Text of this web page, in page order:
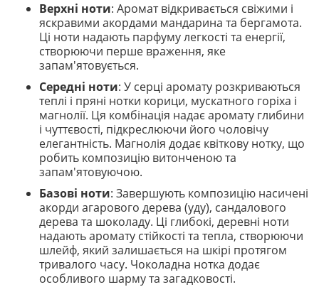
Верхні ноти: Аромат відкривається свіжими і
яскравими акордами мандарина та бергамота.
Ці ноти надають парфуму легкості та енергії,
створюючи перше враження, яке
запам'ятовується.
Середні ноти: У серці аромату розкриваються
теплі і пряні нотки корици, мускатного горіха і
магнолії. Ця комбінація надає аромату глибини
і чуттєвості, підкреслюючи його чоловічу
елегантність. Магнолія додає квіткову нотку, що
робить композицію витонченою та
запам'ятовуючою.
Базові ноти: Завершують композицію насичені
акорди агарового дерева (уду), сандалового
дерева та шоколаду. Ці глибокі, деревні ноти
надають аромату стійкості та тепла, створюючи
шлейф, який залишається на шкірі протягом
тривалого часу. Чоколадна нотка додає
особливого шарму та загадковості.